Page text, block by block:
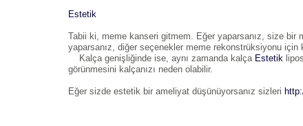
Estetik
Tabii ki, meme kanseri gitmem. Eğer yaparsanız, size
yaparsanız, diğer seçenekler meme rekonstrüksiyonu için
Kalça genişliğinde ise, aynı zamanda kalça Estetik
görünmesini kalçanızı neden olabilir.
Eğer sizde estetik bir ameliyat düşünüyorsanız sizleri